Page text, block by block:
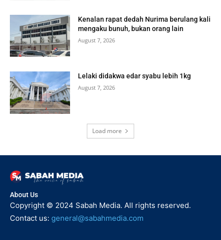
Kenalan rapat dedah Nurima berulang kali
mengaku bunuh, bukan orang lain
August 7, 2026
Lelaki didakwa edar syabu lebih 1kg
August 7, 2026
Load more
About Us
Copyright © 2024 Sabah Media. All rights reserved.
Contact us: general@sabahmedia.com